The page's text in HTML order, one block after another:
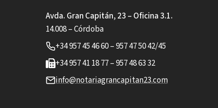
Avda. Gran Capitán, 23 – Oficina 3.1.
14.008 – Córdoba
+34 957 45 46 60 – 957 47 50 42/45
+34 957 41 18 77 – 957 48 63 32
info@notariagrancapitan23.com